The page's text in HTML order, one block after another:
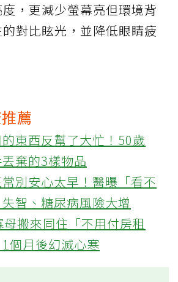
，更減少螢幕亮但環境背
對比眩光，並降低眼睛疲
薦
東西反幫了大忙！50歲
棄的3樣物品
別安心太早！醫曝「看不
智、糖尿病風險大增
搬來同住「不用付房租
個月後幻滅心寒